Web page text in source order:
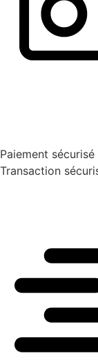
Paiement sécurisé
Transaction